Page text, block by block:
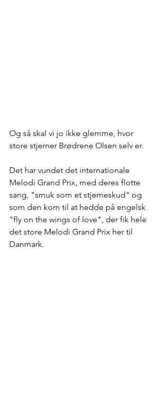
Og så skal vi jo ikke glemme, hvor
store stjerner Brødrene Olsen selv er.
Det har vundet det internationale
Melodi Grand Prix, med deres flotte
sang, "smuk som et stjerneskud" og
som den kom til at hedde på engelsk
"fly on the wings of love", der fik hele
det store Melodi Grand Prix her til
Danmark.